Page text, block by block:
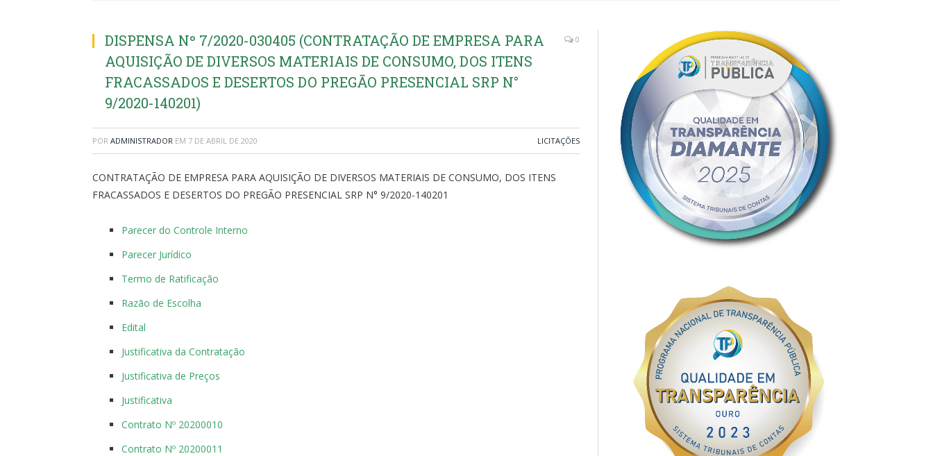
DISPENSA Nº 7/2020-030405 (CONTRATAÇÃO DE EMPRESA PARA
AQUISIÇÃO DE DIVERSOS MATERIAIS DE CONSUMO, DOS ITENS
FRACASSADOS E DESERTOS DO PREGÃO PRESENCIAL SRP N°
9/2020-140201)
0
POR ADMINISTRADOR EM 7 DE ABRIL DE 2020 LICITAÇÕES
CONTRATAÇÃO DE EMPRESA PARA AQUISIÇÃO DE DIVERSOS MATERIAIS DE CONSUMO, DOS ITENS
FRACASSADOS E DESERTOS DO PREGÃO PRESENCIAL SRP N° 9/2020-140201
Parecer do Controle Interno
Parecer Jurídico
Termo de Ratificação
Razão de Escolha
Edital
Justificativa da Contratação
Justificativa de Preços
Justificativa
Contrato Nº 20200010
Contrato Nº 20200011